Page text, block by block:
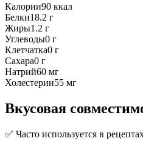
Калории90 ккал
Белки18.2 г
Жиры1.2 г
Углеводы0 г
Клетчатка0 г
Сахара0 г
Натрий60 мг
Холестерин55 мг
Вкусовая
✅ Часто используется в